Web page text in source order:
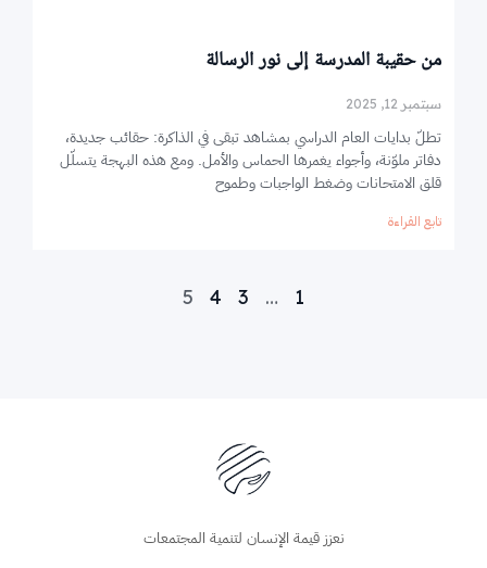
من حقيبة المدرسة إلى نور الرسالة
سبتمبر 12, 2025
تطلّ بدايات العام الدراسي بمشاهد تبقى في الذاكرة: حقائب جديدة،
دفاتر ملوّنة، وأجواء يغمرها الحماس والأمل. ومع هذه البهجة يتسلّل
قلق الامتحانات وضغط الواجبات وطموح
تابع القراءة
1
…
3
4
5
نعزز قيمة الإنسان لتنمية المجتمعات